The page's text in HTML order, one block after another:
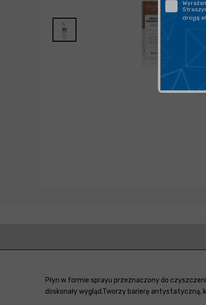
Płyn w formie sprayu przeznaczony do
doskonały wygląd.Tworzy barierę antystatyczną,
drogą